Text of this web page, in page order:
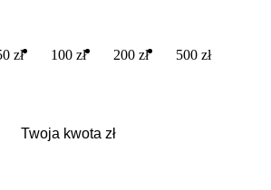
zł 100 zł 200 zł 500 zł